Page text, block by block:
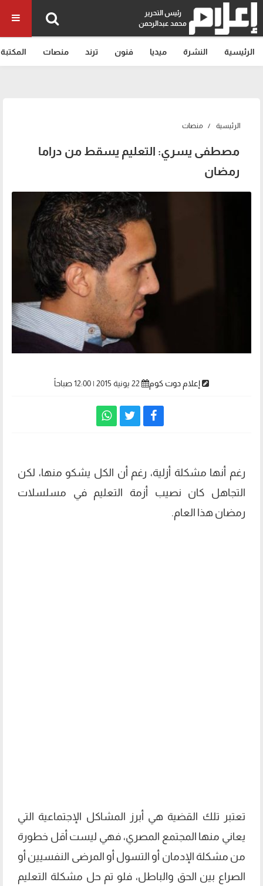
رئيس التحرير
محمد عبدالرحمن
الرئيسية النشرة ميديا فنون ترند منصات المكتبة
الرئيسية منصات
مصطفى يسري: التعليم يسقط من دراما
رمضان
إعلام دوت كوم
رغم أنها مشكلة أزلية، رغم أن الكل يشكو منها، لكن
التجاهل كان نصيب أزمة التعليم في مسلسلات
رمضان هذا العام.
تعتبر تلك القضية هي أبرز المشاكل الإجتماعية التي
يعاني منها المجتمع المصري، فهي ليست أقل خطورة
من مشكلة الإدمان أو التسول أو المرضى النفسيين أو
الصراع بين الحق والباطل، فلو تم حل مشكلة التعليم